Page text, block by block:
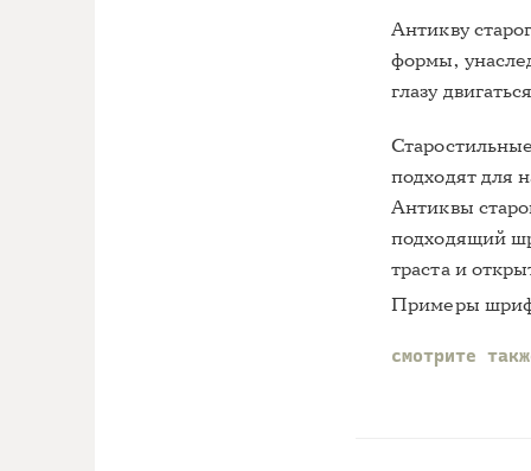
Антикву
формы,
глазу
подходят для
Антиквы
подходящий
траста и
Примеры
смотрите